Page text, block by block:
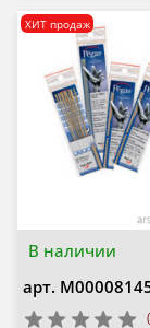
В наличии
ХИТ продаж
арт.